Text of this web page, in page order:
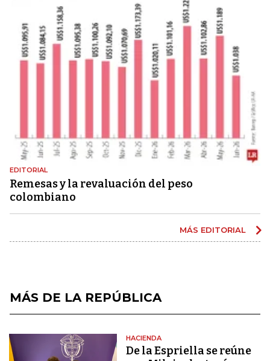
EDITORIAL
Remesas y la revaluación del peso
colombiano
MÁS EDITORIAL
MÁS DE LA REPÚBLICA
HACIENDA
De la Espriella se reúne